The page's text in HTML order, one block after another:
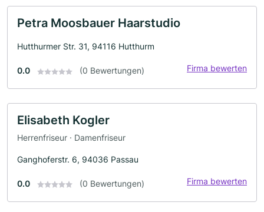
Petra Moosbauer Haarstudio
Hutthurmer Str. 31, 94116 Hutthurm
0.0 (0 Bewertungen) Firma bewerten
Elisabeth Kogler
Herrenfriseur · Damenfriseur
Ganghoferstr. 6, 94036 Passau
0.0 (0 Bewertungen) Firma bewerten